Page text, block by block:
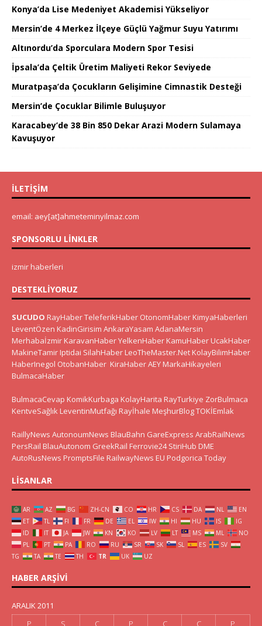
Konya’da Lise Medeniyet Akademisi Yükseliyor
Mersin’de 4 Merkez İlçeye Güçlü Yağmur Suyu Yatırımı
Altınordu’da Sporculara Modern Spor Tesisi
İpsala’da Çeltik Üretim Maliyeti Rekor Seviyede
Muratpaşa’da Çocukların Gelişimine Cimnastik Desteği
Mersin’de Çocuklar Bilimle Buluşuyor
Karacabey’de 38 Bin 850 Dekar Arazi Modern Sulamaya
Kavuşuyor
İLETIŞIM
email: aey[at]ahmeteminyilmaz.com
SPONSORLU LINKLER
izmir haberleri
DESTEKLIYORUZ
SUCUDO RayHaberTeleferikHaber OtonomHaber KimyaHaberleri
LeventÖzen KadinGirisim AnkaraYasam AdanaMersin
Merhabaİzmir KaravanHaberYelkenHaber KamuHaber UcakHaber
MakineTamir Iptidai SilahHaber LeoTheMaster.Net KolayBilimHaber
HaberInegol OtobanHaber KiraHaberAEY MarkaHikayeleri
BulmacaHaber
BulmacaCevap KomikKurbaga KolayHarita RayTurkiye ZorBulmaca
KentveSağlık LeventinMutfağı Rayİhale MeşhurBlogTOKİEmlak
RaillyNews AutonoumNews BlauBahn GareExpress ArabRailNews
PersRail BlauAutonom GreekRail Ferrovie24 StiriHub DME
AutoRusNews PromptsFile RailwayNews EU Podgorica Today
LISANLAR
AR AZ BG ZH-CN CO HR CS DA NL
EN
ET
TL FI FR DE EL IW HI HU IS
IG
ID
IT JA JW KN KO LV LT MS ML
NO
PL
PT PA RO RU SR SK SL ES
SV
TG
TA TE TH TR UK UZ
HABER ARŞIVI
ARALIK 2011
P
S Ç P C C P